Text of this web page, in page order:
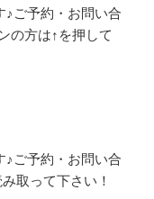
ご予約・お問い合
の方は↑を押して
ご予約・お問い合
取って下さい！